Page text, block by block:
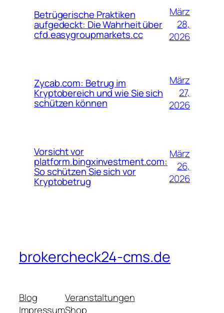
Betrügerische Praktiken
aufgedeckt: Die Wahrheit über
cfd.easygroupmarkets.cc
März
28,
2026
Zycab.com: Betrug im
Kryptobereich und wie Sie sich
schützen können
März
27,
2026
Vorsicht vor
platform.bingxinvestment.com:
So schützen Sie sich vor
Kryptobetrug
März
26,
2026
brokercheck24-cms.de
Blog
Impressum
Veranstaltungen
Shop